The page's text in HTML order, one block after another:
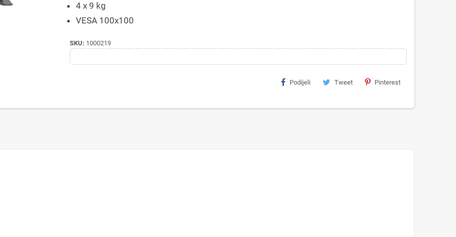
4 x 9 kg
VESA 100x100
SKU: 1000219
Podijeli Tweet Pinterest